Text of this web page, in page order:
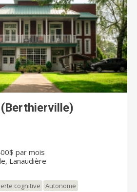
par mois
Lanaudière
cognitive
Autonome